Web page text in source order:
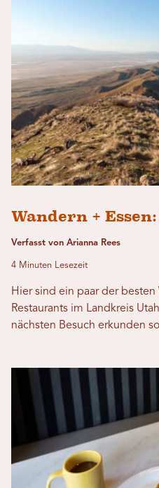
Wandern +
Verfasst von Arianna Rees
4 Minuten Lesezeit
Hier sind ein paar der
Restaurants im Landkreis
nächsten Besuch erkunden